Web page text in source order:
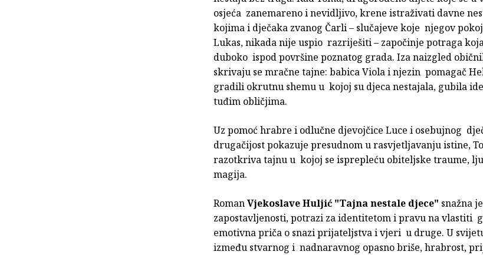
osjeća zanemareno i nevidljivo, krene istraživati davne
kojima i dječaka zvanog Čarli – slučajeve koje njegov
Lukas, nikada nije uspio razriješiti – započinje potraga
duboko ispod površine poznatog grada. Iza naizgled
skrivaju se mračne tajne: babica Viola i njezin pomagač
gradili okrutnu shemu u kojoj su djeca nestajala, gubila
tuđim obličjima.
Uz pomoć hrabre i odlučne djevojčice Luce i osebujnog
drugačijost pokazuje presudnom u rasvjetljavanju istine,
razotkriva tajnu u kojoj se isprepleću obiteljske traume,
magija.
RomanVjekoslave Huljić "Tajna nestale djece" snažna
zapostavljenosti, potrazi za identitetom i pravu na vlastiti
emotivna priča o snazi prijateljstva i vjeri u druge. U
između stvarnog i nadnaravnog opasno briše, hrabrost,